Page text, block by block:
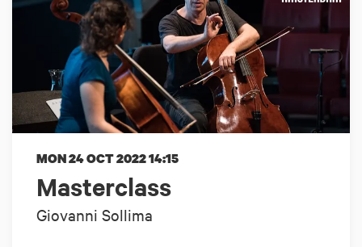
Masterclass
Giovanni Sollima
MON 24 OCT 202214:15